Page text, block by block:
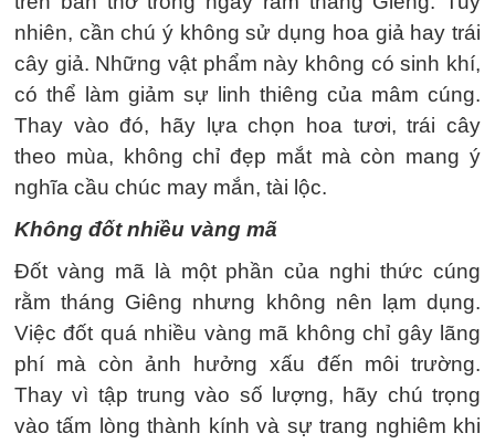
nhiên, cần chú ý không sử dụng hoa giả hay trái
cây giả. Những vật phẩm này không có sinh khí,
có thể làm giảm sự linh thiêng của mâm cúng.
Thay vào đó, hãy lựa chọn hoa tươi, trái cây
theo mùa, không chỉ đẹp mắt mà còn mang ý
nghĩa cầu chúc may mắn, tài lộc.
Không đốt nhiều vàng mã
Đốt vàng mã là một phần của nghi thức cúng
rằm tháng Giêng nhưng không nên lạm dụng.
Việc đốt quá nhiều vàng mã không chỉ gây lãng
phí mà còn ảnh hưởng xấu đến môi trường.
Thay vì tập trung vào số lượng, hãy chú trọng
vào tấm lòng thành kính và sự trang nghiêm khi